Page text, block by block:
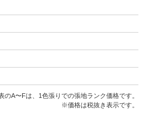
のA〜Fは、1色張りでの張地ランク価格です。
※価格は税抜き表示です。